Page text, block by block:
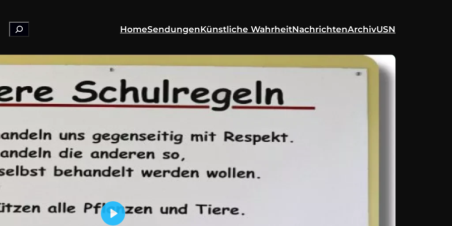
Suchen HomeSendungenKünstliche WahrheitNachrichtenArchivUSN